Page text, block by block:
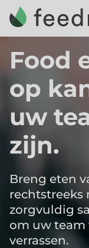
Food
op
uw
zijn.
Breng eten
rechtstreeks
zorgvuldig
om uw team
verrassen.